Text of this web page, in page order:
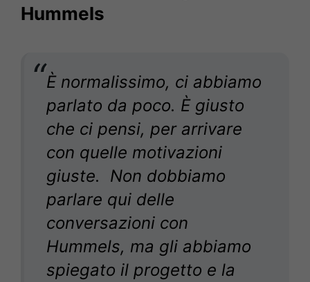
Hummels
È normalissimo, ci abbiamo
parlato da poco. È giusto
che ci pensi, per arrivare
con quelle motivazioni
giuste. Non dobbiamo
parlare qui delle
conversazioni con
Hummels, ma gli abbiamo
spiegato il progetto e la